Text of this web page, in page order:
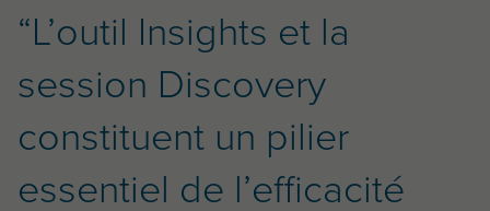
“L’outil Insights et la
session Discovery
constituent un pilier
essentiel de l’efficacité